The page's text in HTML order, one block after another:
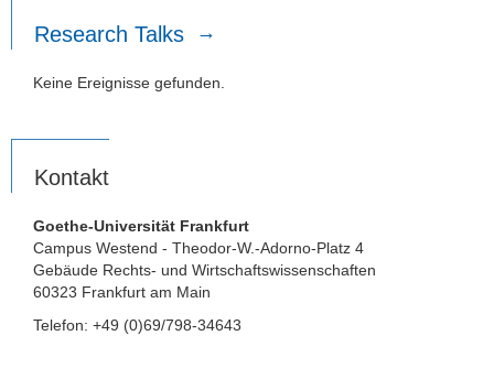
Research Talks
Keine Ereignisse gefunden.
Kontakt
Goethe-Universität Frankfurt
Campus Westend - Theodor-W.-Adorno-Platz 4
Gebäude Rechts- und Wirtschaftswissenschaften
60323 Frankfurt am Main
Telefon: +49 (0)69/798-34643